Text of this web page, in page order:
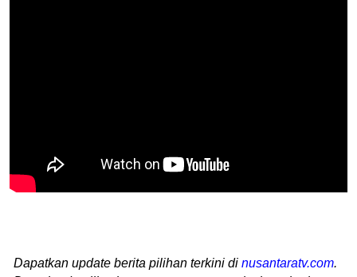
Dapatkan update berita pilihan terkini di nusantaratv.com.